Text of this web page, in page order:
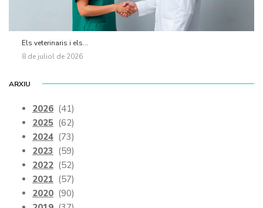
Els veterinaris i els...
8 de juliol de 2026
ARXIU
2026 (41)
2025 (62)
2024 (73)
2023 (59)
2022 (52)
2021 (57)
2020 (90)